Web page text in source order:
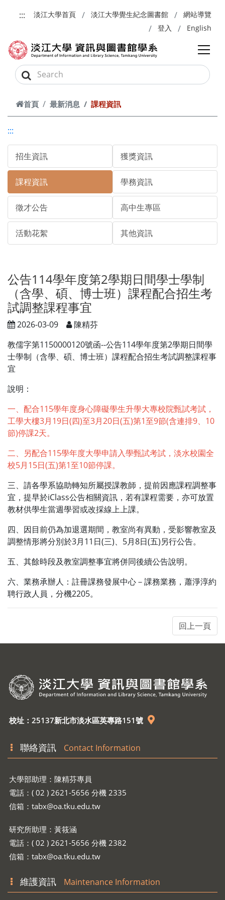
:::
淡江大學首頁 淡江大學覺生紀念圖書館
網站導覽
登入
English
首頁 最新消息 課程資訊
:::
招生資訊 獲獎資訊
課程資訊 學務資訊
徵才公告 高中生專區
活動花絮 其他資訊
公告114學年度第2學期日間學士學制
（含學、碩、博士班）課程配合招生考
試調整課程事宜
2026-03-09
陳精芬
教儒字第1150000120號函--公告114學年度第2學期日間學
士學制（含學、碩、博士班）課程配合招生考試調整課程事
宜
說明：
一、配合115學年度身心障礙學生升學大專校院甄試考試，
工學大樓3月19日(四)至3月20日(五)第1至9節(含連排9、10
節)停課2天。
二、另配合115學年度大學申請入學甄試考試，淡水校園全
校5月15日(五)第1至10節停課。
三、請各學系協助轉知所屬授課教師，提前因應課程調整事
宜，提早於iClass公告相關資訊，若有課程需要，亦可放置
教材供學生當週學習或改採線上上課。
四、因目前仍為加退選期間，教室尚有異動，受影響教室及
調整情形將分別於3月11日(三)、5月8日(五)另行公告。
五、其餘時段及教室調整事宜將併同後續公告說明。
六、業務承辦人：註冊課務發展中心－課務業務，蕭淨淳約
聘行政人員，分機2205。
校址：25137新北市淡水區英專路151號
聯絡資訊 Contact Information
大學部助理：陳精芬專員
電話：( 02 ) 2621-5656 分機 2335
信箱： tabx@oa.tku.edu.tw
研究所助理：黃筱涵
電話：( 02 ) 2621-5656 分機 2382
信箱： tabx@oa.tku.edu.tw
維護資訊 Maintenance Information